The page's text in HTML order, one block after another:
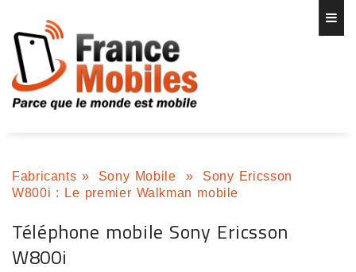
Fabricants » Sony Mobile »
Sony Ericsson
W800i : Le premier Walkman mobile
Téléphone mobile Sony Ericsson
W800i